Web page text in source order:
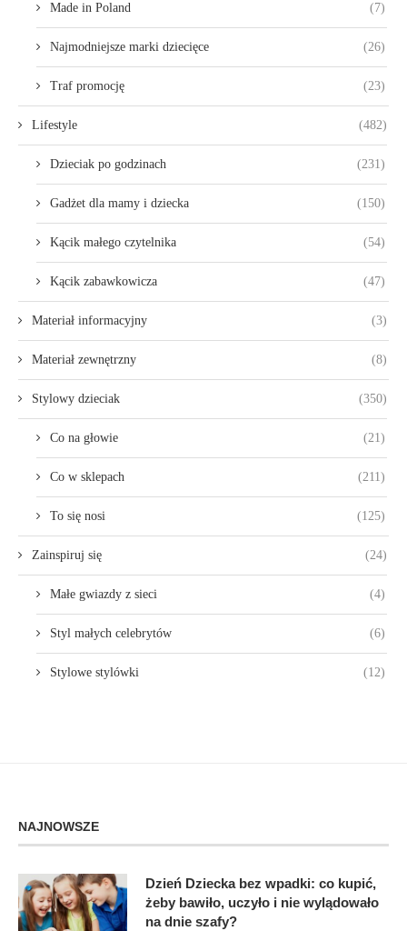
Made in Poland (7)
Najmodniejsze marki dziecięce (26)
Traf promocję (23)
Lifestyle (482)
Dzieciak po godzinach (231)
Gadżet dla mamy i dziecka (150)
Kącik małego czytelnika (54)
Kącik zabawkowicza (47)
Materiał informacyjny (3)
Materiał zewnętrzny (8)
Stylowy dzieciak (350)
Co na głowie (21)
Co w sklepach (211)
To się nosi (125)
Zainspiruj się (24)
Małe gwiazdy z sieci (4)
Styl małych celebrytów (6)
Stylowe stylówki (12)
NAJNOWSZE
Dzień Dziecka bez wpadki: co kupić,
żeby bawiło, uczyło i nie wylądowało
na dnie szafy?